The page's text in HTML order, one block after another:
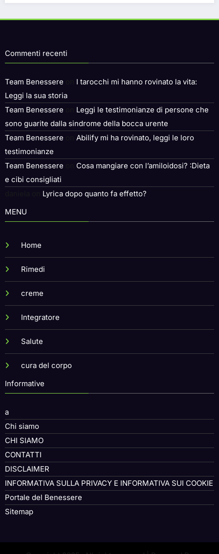
Commenti recenti
Team Benessere
I tarocchi mi hanno rovinato la vita:
Leggi la sua storia
Team Benessere
Leggi le testimonianze di persone che
sono guarite dalla sindrome della bocca urente
Team Benessere
Abilify mi ha rovinato, leggi le loro
testimonianze
Team Benessere
Cosa mangiare con l’amiloidosi? :Dieta
e cibi consigliati
Lyrica dopo quanto fa effetto?
MENU
Home
Rimedi
creme
Integratore
Salute
cura del corpo
Informative
a
Chi siamo
CHI SIAMO
CONTATTI
DISCLAIMER
INFORMATIVA SULLA PRIVACY E INFORMATIVA SUI COOKIE
Portale del Benessere
Sitemap